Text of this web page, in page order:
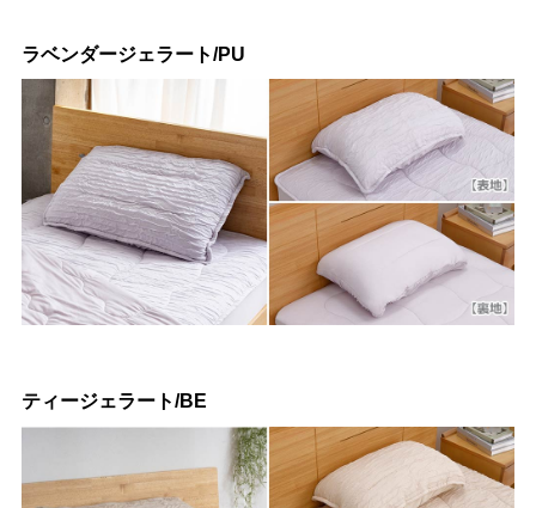
ラベンダージェラート/PU
ティージェラート/BE